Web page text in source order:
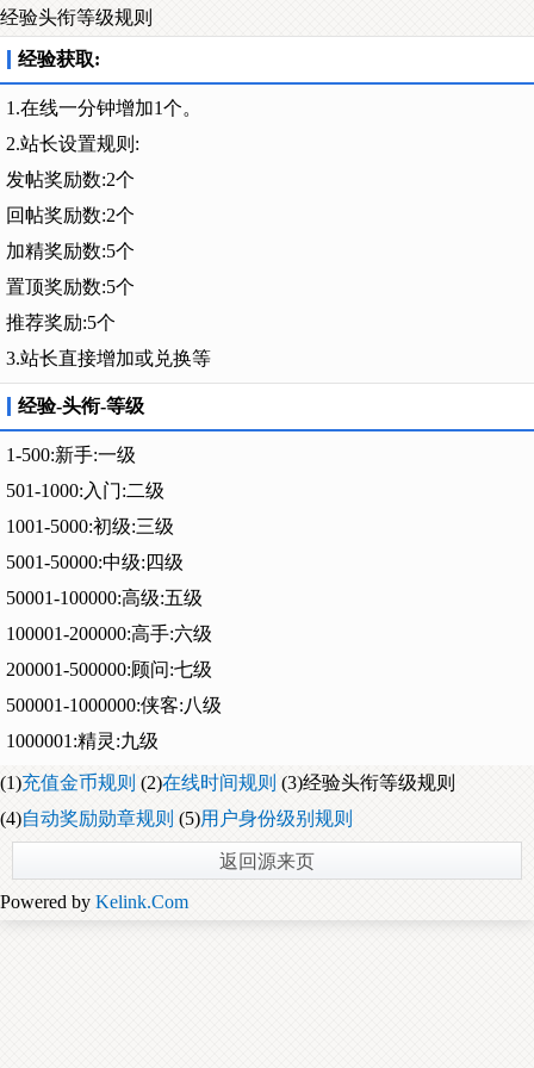
经验头衔等级规则
经验获取:
1.在线一分钟增加1个。
2.站长设置规则:
发帖奖励数:2个
回帖奖励数:2个
加精奖励数:5个
置顶奖励数:5个
推荐奖励:5个
3.站长直接增加或兑换等
经验-头衔-等级
1-500:新手:一级
501-1000:入门:二级
1001-5000:初级:三级
5001-50000:中级:四级
50001-100000:高级:五级
100001-200000:高手:六级
200001-500000:顾问:七级
500001-1000000:侠客:八级
1000001:精灵:九级
(1)充值金币规则 (2)在线时间规则 (3)经验头衔等级规则
(4)自动奖励勋章规则 (5)用户身份级别规则
返回源来页
Powered by Kelink.Com